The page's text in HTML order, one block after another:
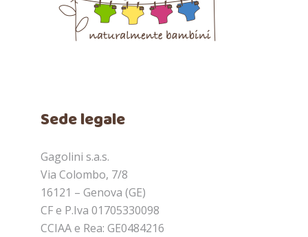
Sede legale
Gagolini s.a.s.
Via Colombo, 7/8
16121 – Genova (GE)
CF e P.Iva 01705330098
CCIAA e Rea: GE0484216